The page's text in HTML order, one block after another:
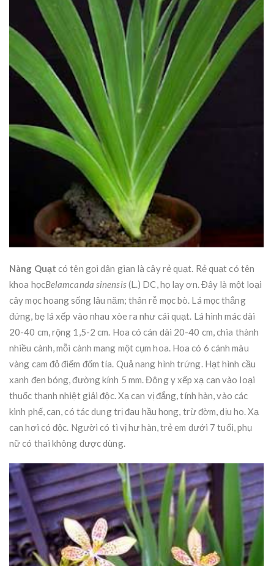
Nàng Quạt có tên gọi dân gian là cây rẻ quạt. Rẻ quạt có tên
khoa họcBelamcanda sinensis(L.) DC, họ lay ơn. Đây là một loại
cây mọc hoang sống lâu năm; thân rễ mọc bò. Lá mọc thẳng
đứng, bẹ lá xếp vào nhau xòe ra như cái quạt. Lá hình mác dài
20-40 cm, rộng 1,5-2 cm. Hoa có cán dài 20-40 cm, chia thành
nhiều cành, mỗi cành mang một cụm hoa. Hoa có 6 cánh màu
vàng cam đỏ điểm đốm tía. Quả nang hình trứng. Hạt hình cầu
xanh đen bóng, đường kính 5 mm. Đông y xếp xạ can vào loại
thuốc thanh nhiệt giải độc. Xạ can vị đắng, tính hàn, vào các
kinh phế, can, có tác dụng trị đau hầu họng, trừ đờm, dịu ho. Xạ
can hơi có độc. Người có tì vị hư hàn, trẻ em dưới 7 tuổi, phụ
nữ có thai không được dùng.